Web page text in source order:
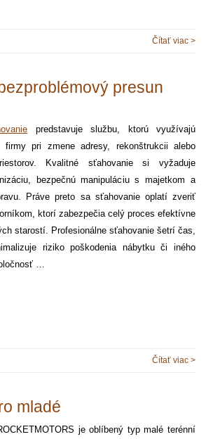
Čítať viac >
presun
predstavuje službu, ktorú využívajú
firmy pri zmene adresy, rekonštrukcii alebo
Kvalitné sťahovanie si vyžaduje
bezpečnú manipuláciu s majetkom a
Práve preto sa sťahovanie oplatí zveriť
ktorí zabezpečia celý proces efektívne
starostí. Profesionálne sťahovanie šetrí čas,
riziko poškodenia nábytku či iného
…
Čítať viac >
mladé
je oblíbený typ malé terénní